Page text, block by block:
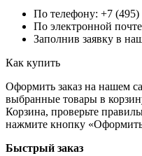
По телефону: +7 (495)
По электронной
Заполнив заявку в
Как купить
Оформить заказ на нашем
выбранные товары в
Корзина, проверьте
нажмите кнопку «Оформить
Быстрый заказ